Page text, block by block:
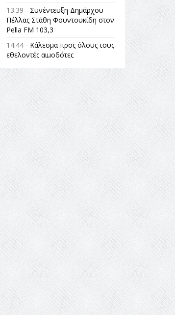
13:39 - Συνέντευξη Δημάρχου
Πέλλας Στάθη Φουντουκίδη στον
Pella FM 103,3
14:44 - Κάλεσμα προς όλους τους
εθελοντές αιμοδότες
14:23 -Όλη η Ελλάδα ένας
πολιτισμός Μουσική
εγκατάσταση Πόλεμος και
«Ειρήνη;» 5, 6 Αυγούστου 2026 |
Αρχαία Έδεσσα, Αρχαιολογικός
Χώρος Λόγγου
14:19 -Τοποθέτηση Λάκη
Βασιλειάδη για την Αναθεώρηση
του Συντάγματος: «Σε τέτοιες
κορυφαίες θεσμικές διαδικασίες
υπάρχει μόνο η ευθύνη απέναντι
στις επόμενες γενιές»
16:35 -
Το πρόγραμμα του ΠΑΟΚ
στον δεύτερο γύρο του
Champions League!
16:27 -Όλυμπος: Εντάχθηκε στον
Κατάλογο Παγκόσμιας
Κληρονομιάς της UNESCO –
Ομόφωνη η απόφαση Ο
Όλυμπος αναγνωρίστηκε ως
φυσικό και πολιτιστικό αγαθό
εξέχουσας οικουμενικής αξίας για
την ανθρωπότητα